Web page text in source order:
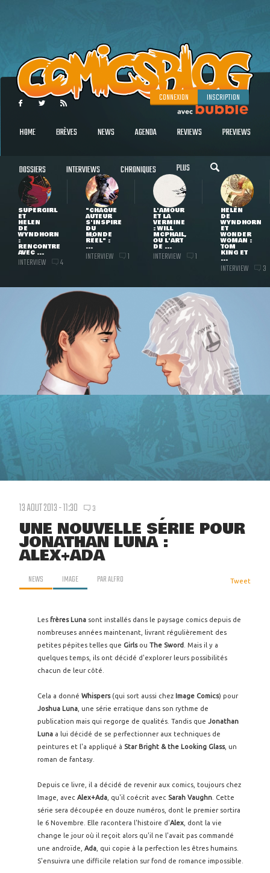
CONNEXION INSCRIPTION
HOME BRÈVES NEWS AGENDA REVIEWS PREVIEWS
DOSSIERS INTERVIEWS CHRONIQUES PLUS
SUPERGIRL
ET
HELEN
DE
WYNDHORN
:
RENCONTRE
AVEC ...
INTERVIEW 4
"CHAQUE
AUTEUR
S'INSPIRE
DU
MONDE
RÉEL" :
...
INTERVIEW 1
L'AMOUR
ET LA
VERMINE
: WILL
MCPHAIL,
OU L'ART
DE ...
INTERVIEW 1
HELEN
DE
WYNDHORN
ET
WONDER
WOMAN :
TOM
KING ET
...
INTERVIEW 3
13 AOUT 2013 - 11:30 3
UNE NOUVELLE SÉRIE POUR
JONATHAN LUNA :
ALEX+ADA
NEWS IMAGE PARALFRO Tweet
Les frères Luna sont installés dans le paysage comics depuis de
nombreuses années maintenant, livrant régulièrement des
petites pépites telles que Girls ou The Sword
. Mais il y a
quelques temps, ils ont décidé d'explorer leurs possibilités
chacun de leur côté.
Cela a donné Whispers(qui sort aussi chez Image Comics) pour
Joshua Luna , une série erratique dans son rythme de
publication mais qui regorge de qualités. Tandis que Jonathan
Luna a lui décidé de se perfectionner aux techniques de
peintures et l'a appliqué à Star Bright & the Looking Glass, un
roman de fantasy.
Depuis ce livre, il a décidé de revenir aux comics, toujours chez
Image, avec Alex+Ada , qu'il coécrit avec Sarah Vaughn . Cette
série sera découpée en douze numéros, dont le premier sortira
le 6 Novembre. Elle racontera l'histoire d'Alex , dont la vie
change le jour où il reçoit alors qu'il ne l'avait pas commandé
une androïde, Ada , qui copie à la perfection les êtres humains.
S'ensuivra une difficile relation sur fond de romance impossible.